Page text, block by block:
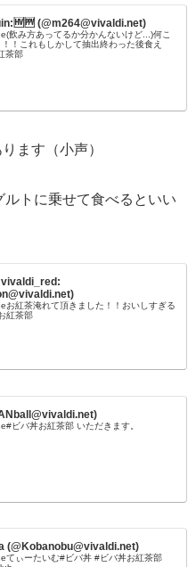
(@m264@vivaldi.net)
飲み方あってるか分かんないけど...)何こ
！これもしかして抽出終わった後食え
茶部
ます（小声）
トに乗せて食べるといい
お紅茶淹れて頂きました！！おいしすぎる
紅茶部
ビバ丼お紅茶部 いただきます。
(@Kobanobu@vivaldi.net)
てぃーたいむ#ビバ丼 #ビバ丼お紅茶部